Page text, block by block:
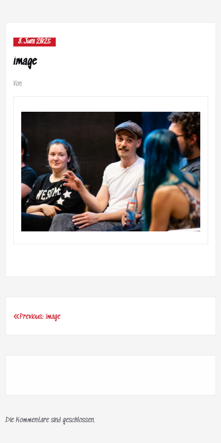
8. Juni 2025
image
Von
Beitragsnavigation
Previous: image
Die Kommentare sind geschlossen.